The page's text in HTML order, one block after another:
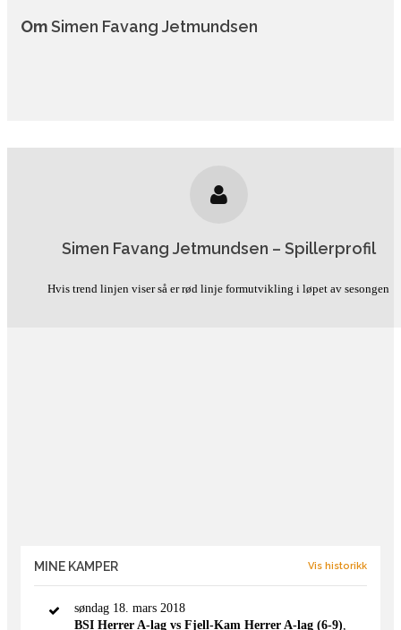
OmSimen Favang Jetmundsen
Simen Favang Jetmundsen – Spillerprofil
Hvis trend linjen viser så er rød linje formutvikling i løpet av sesongen
klubben Flaktveit Herrer A-lag
Vis historikk
MINE KAMPER
søndag 18. mars 2018
BSI Herrer A-lag vs Fjell-Kam Herrer A-lag (6-9),